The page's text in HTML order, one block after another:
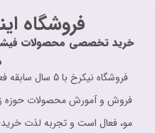
فروشگاه
خرید تخصصی محصولات
فروشگاه نیکرخ
فروش و آمورش محصولات حوزه
مو، فعال است و تجربه لذت